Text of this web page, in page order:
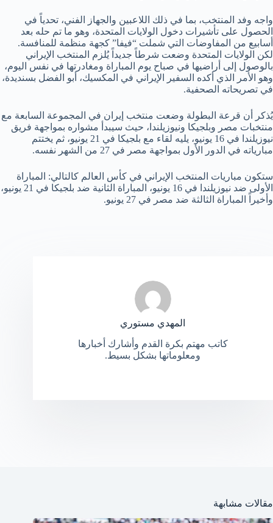
واجه وفد المنتخب، بما في ذلك اللاعبين والجهاز الفني، تحدياً في
الحصول على تأشيرات دخول الولايات المتحدة، وهو ما تم حله بعد
أسابيع من المفاوضات التي شملت “فيفا” كجهة منظمة للمنافسة.
لكن الولايات المتحدة وضعت شرطاً جديداً يُلزم المنتخب الإيراني
بالوصول إلى أراضيها في صباح يوم المباراة ومغادرتها في نفس اليوم،
وهو الأمر الذي أكده السفير الإيراني في المكسيك، أبو الفضل بسنديدة،
في تصريحاته الصحفية.
يُذكر أن قرعة البطولة وضعت منتخب إيران في المجموعة السابعة مع
منتخبات مصر وبلجيكا ونيوزيلندا، حيث سيبدأ مشواره بمواجهة فريق
نيوزيلندا في 16 يونيو، يليه لقاء مع بلجيكا في 21 يونيو، ثم يختتم
مبارياته في الدور الأول بمواجهة مصر في 27 من الشهر نفسه.
ستكون مباريات المنتخب الإيراني في كأس العالم كالتالي: المباراة
الأولى ضد نيوزيلندا في 16 يونيو، المباراة الثانية ضد بلجيكا في 21 يونيو،
وأخيراً المباراة الثالثة ضد مصر في 27 يونيو.
المهدي مستوري
كاتب مهتم بكرة القدم وأشارك أخبارها
ومعلوماتها بشكل بسيط.
مقالات مشابهة